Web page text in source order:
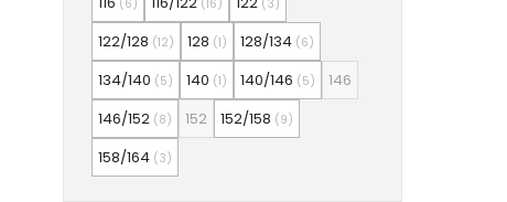
(6) (16) (3)
122/128 (12) 128 (1) 128/134 (6)
134/140 (5) 140 (1) 140/146 (5)
146
146/152 (8) 152 152/158 (9)
158/164 (3)